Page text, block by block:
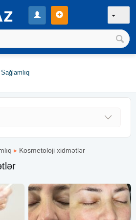
▸ Kosmetoloji xidmətlər